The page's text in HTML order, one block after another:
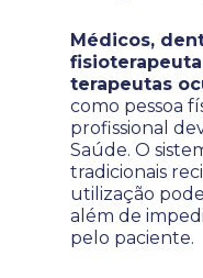
Médicos,
terapeutas
como pessoa
profissional
Saúde. O
tradicionais
utilização
além de
pelo paciente.